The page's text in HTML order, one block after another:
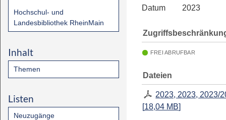
Hochschul- und
Landesbibliothek RheinMain
Inhalt
Themen
Listen
Neuzugänge
Datum
2023
FREI ABRUFBAR
Dateien
2023, 2023, 2023/
[18,04 MB]